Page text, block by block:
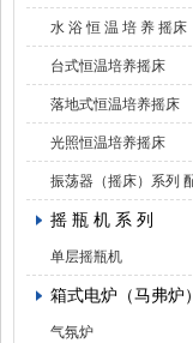
水 浴 恒 温 培 养 摇床
台式恒温培养摇床
落地式恒温培养摇床
光照恒温培养摇床
振荡器（摇床）系列
摇 瓶 机 系 列
单层摇瓶机
箱式电炉（马弗炉）
气氛炉